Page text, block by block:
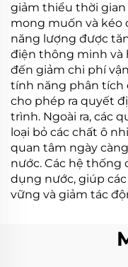
giảm thiểu thời
mong muốn và kéo
năng lượng được
điện thông minh và
đến giảm chi phí
tính năng phân tích
cho phép ra quyết
trình. Ngoài ra, các
loại bỏ các chất ô
quan tâm ngày
nước. Các hệ thống
dụng nước, giúp
vững và giảm tác